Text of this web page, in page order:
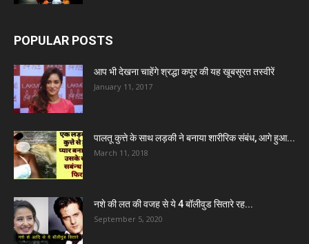
POPULAR POSTS
आप भी देखना चाहेंगे श्रद्धा कपूर की यह खूबसूरत तस्वीरें
January 11, 2017
पालतू कुत्ते के साथ लड़की ने बनाया शारीरिक संबंध, आगे हुआ...
March 11, 2018
नशे की लत की वजह से ये 4 बॉलीवुड सितारे रह...
September 5, 2020